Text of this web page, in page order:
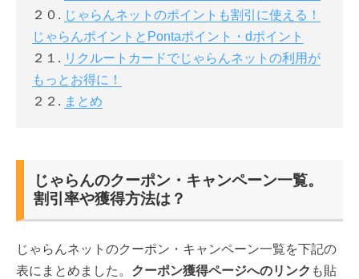
２０. じゃらんネットのポイントも割引に使える！
じゃらんポイントとPontaポイント・dポイント
２１. リクルートカードでじゃらんネットの利用が
もっとお得に！
２２. まとめ
じゃらんのクーポン・キャンペーン一覧。
割引率や獲得方法は？
じゃらんネットのクーポン・キャンペーン一覧を下記の
表にまとめました。 クーポン獲得ページへのリンク も貼